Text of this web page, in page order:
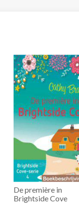
De première in
Brightside Cove